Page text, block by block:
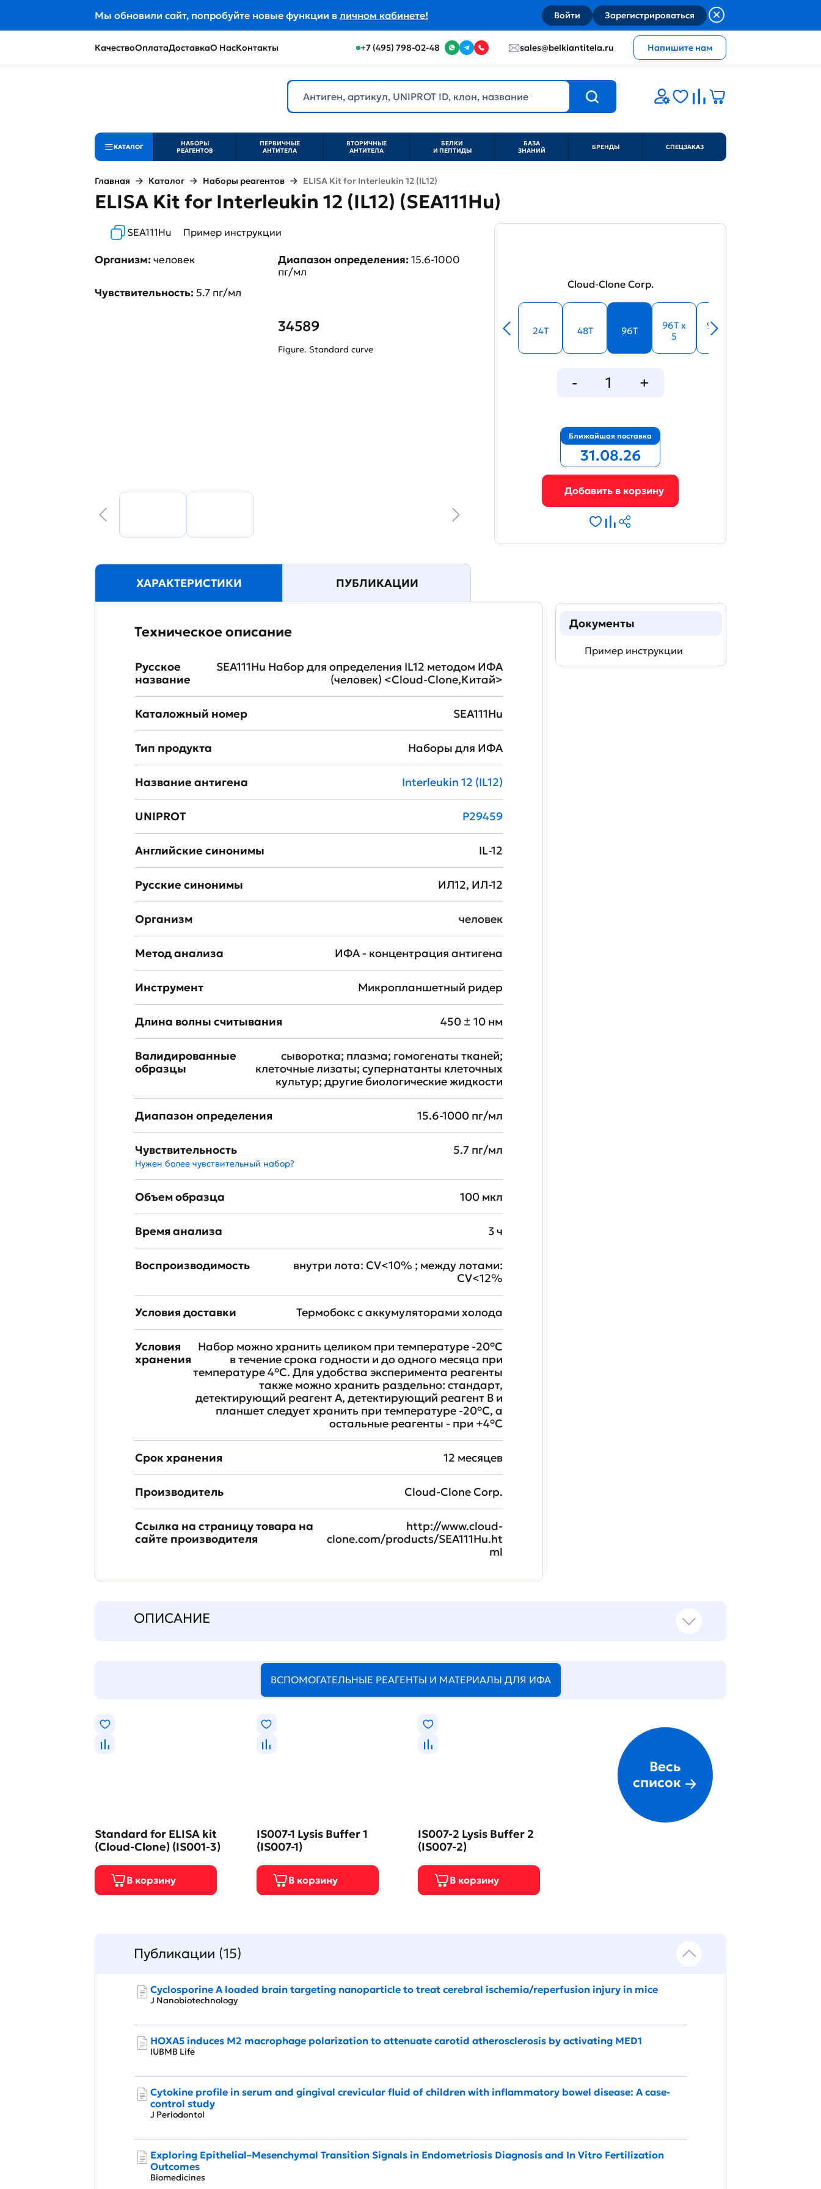
Мы обновили сайт, попробуйте новые функции в личном кабинете! Войти Зарегистрироваться
КачествоОплатаДоставкаО НасКонтакты +7 (495) 798-02-48 sales@belkiantitela.ru Напишите нам
КАТАЛОГ
НАБОРЫ
РЕАГЕНТОВ
ПЕРВИЧНЫЕ
АНТИТЕЛА
ВТОРИЧНЫЕ
АНТИТЕЛА
БЕЛКИ
И ПЕПТИДЫ
БАЗА
ЗНАНИЙ
БРЕНДЫ СПЕЦЗАКАЗ
Главная Каталог Наборы реагентов ELISA Kit for Interleukin 12 (IL12)
ELISA Kit for Interleukin 12 (IL12) (SEA111Hu)
SEA111Hu Пример инструкции
Организм:человек Диапазон определения:15.6-1000
пг/мл
Чувствительность: 5.7 пг/мл
34589
Figure. Standard curve
Cloud-Clone Corp.
24T 48T 96T
96T x
5
96T x
10
Ближайшая поставка
31.08.26
ХАРАКТЕРИСТИКИ ПУБЛИКАЦИИ
Техническое описание
Русское
название
SEA111Hu Набор для определения IL12 методом ИФА
(человек) <Cloud-Clone,Китай>
Каталожный номер SEA111Hu
Тип продукта Наборы для ИФА
Название антигена Interleukin 12 (IL12)
UNIPROT P29459
Английские синонимы IL-12
Русские синонимы ИЛ12, ИЛ-12
Организм человек
Метод анализа ИФА - концентрация антигена
Инструмент Микропланшетный ридер
Длина волны считывания 450 ± 10 нм
Валидированные
образцы
сыворотка; плазма; гомогенаты тканей;
клеточные лизаты; супернатанты клеточных
культур; другие биологические жидкости
Диапазон определения 15.6-1000 пг/мл
Чувствительность
Нужен более чувствительный набор?
5.7 пг/мл
Объем образца 100 мкл
Время анализа 3 ч
Воспроизводимость
внутри лота: CV<10% ; между лотами:
CV<12%
Условия доставки Термобокс с аккумуляторами холода
Условия
хранения
Набор можно хранить целиком при температуре -20°C
в течение срока годности и до одного месяца при
температуре 4°C. Для удобства эксперимента реагенты
также можно хранить раздельно: стандарт,
детектирующий реагент A, детектирующий реагент B и
планшет следует хранить при температуре -20°C, а
остальные реагенты - при +4°С
Срок хранения 12 месяцев
Производитель Cloud-Clone Corp.
Ссылка на страницу товара на
сайте производителя
http://www.cloud-
clone.com/products/SEA111Hu.ht
ml
Документы
Пример инструкции
ОПИСАНИЕ
ВСПОМОГАТЕЛЬНЫЕ РЕАГЕНТЫ И МАТЕРИАЛЫ ДЛЯ ИФА
Standard for ELISA kit
(Cloud-Clone) (IS001-3)
IS007-1 Lysis Buffer 1
(IS007-1)
IS007-2 Lysis Buffer 2
(IS007-2)
Весь
список
Публикации (15)
Cyclosporine A loaded brain targeting nanoparticle to treat cerebral ischemia/reperfusion injury in mice
J Nanobiotechnology
HOXA5 induces M2 macrophage polarization to attenuate carotid atherosclerosis by activating MED1
IUBMB Life
Cytokine profile in serum and gingival crevicular fluid of children with inflammatory bowel disease: A case‐
control study
J Periodontol
Exploring Epithelial–Mesenchymal Transition Signals in Endometriosis Diagnosis and In Vitro Fertilization
Outcomes
Biomedicines